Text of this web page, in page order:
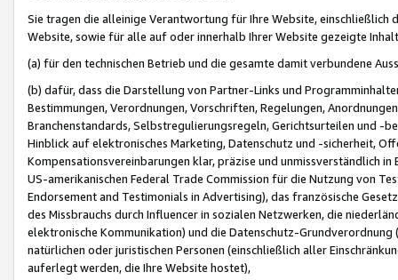
Sie tragen die alleinige Verantwortung für Ihre Website,
Website, sowie für alle auf oder innerhalb Ihrer Website gezeigte
(a) für den technischen Betrieb und die gesamte damit verbundene
(b) dafür, dass die Darstellung von Partner-Links und
Bestimmungen, Verordnungen, Vorschriften, Regelungen,
Branchenstandards, Selbstregulierungsregeln, Gerichtsurteilen und -
Hinblick auf elektronisches Marketing, Datenschutz und -sicherheit,
Kompensationsvereinbarungen klar, präzise und unmissverständlich
US-amerikanischen Federal Trade Commission für die Nutzung von
Endorsement and Testimonials in Advertising), das französische
des Missbrauchs durch Influencer in sozialen Netzwerken, die
elektronische Kommunikation) und die Datenschutz-
natürlichen oder juristischen Personen (einschließlich aller
auferlegt werden, die Ihre Website hostet),